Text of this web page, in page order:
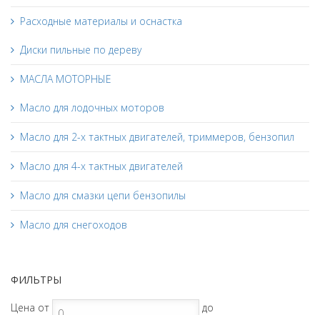
Расходные материалы и оснастка
Диски пильные по дереву
МАСЛА МОТОРНЫЕ
Масло для лодочных моторов
Масло для 2-х тактных двигателей, триммеров, бензопил
Масло для 4-х тактных двигателей
Масло для смазки цепи бензопилы
Масло для снегоходов
ФИЛЬТРЫ
Цена от до